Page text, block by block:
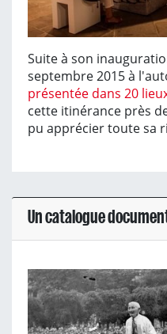
Suite à son
septembre 2015 à
présentée dans 20
cette itinérance près
pu apprécier toute sa
Un catalogue